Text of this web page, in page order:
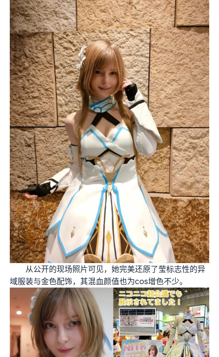
从公开的现场照片可见，她完美还原了莹标志性的异
域服装与金色配饰，其混血颜值也为cos增色不少。